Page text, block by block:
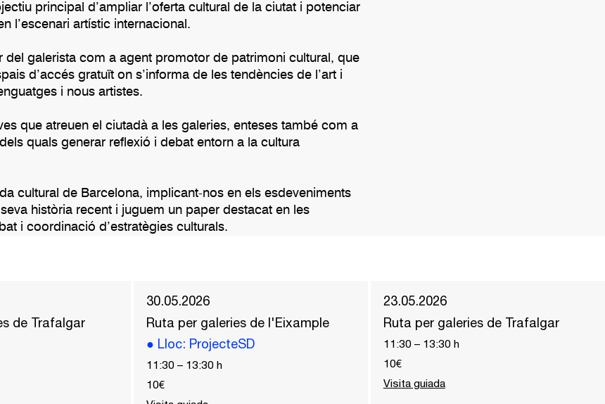
principal d’ampliar l’oferta cultural de la ciutat i potenciar
l’escenari artístic internacional.
del galerista com a agent promotor de patrimoni cultural, que
d’accés gratuït on s’informa de les tendències de l’art i
i nous artistes.
que atreuen el ciutadà a les galeries, enteses també com a
quals generar reflexió i debat entorn a la cultura
cultural de Barcelona, implicant-nos en els esdeveniments
història recent i juguem un paper destacat en les
i coordinació d’estratègies culturals.
de Trafalgar
30.05.2026
Ruta per galeries de l'Eixample
● Lloc: ProjecteSD
11:30– 13:30h
10€
23.05.2026
Ruta per galeries de Trafalgar
11:30– 13:30h
10€
Visita guiada